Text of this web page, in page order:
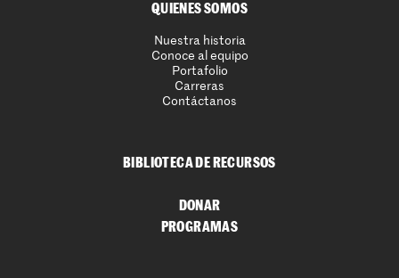
QUIENES SOMOS
Nuestra historia
Conoce al equipo
Portafolio
Carreras
Contáctanos
BIBLIOTECA DE RECURSOS
DONAR
PROGRAMAS